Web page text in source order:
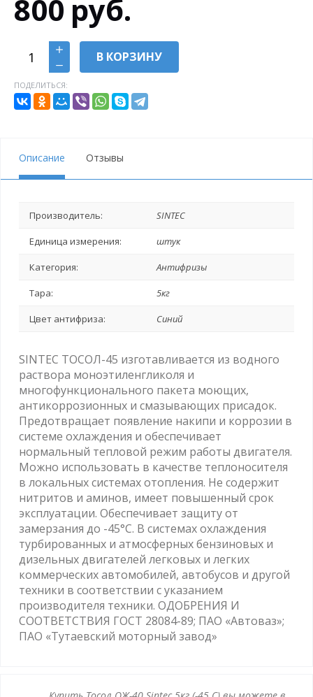
800 руб.
В КОРЗИНУ
ПОДЕЛИТЬСЯ:
Описание Отзывы
Производитель: SINTEC
Единица измерения: штук
Категория: Антифризы
Тара: 5кг
Цвет антифриза: Синий
SINTEC ТОСОЛ-45 изготавливается из водного
раствора моноэтиленгликоля и
многофункционального пакета моющих,
антикоррозионных и смазывающих присадок.
Предотвращает появление накипи и коррозии в
системе охлаждения и обеспечивает
нормальный тепловой режим работы двигателя.
Можно использовать в качестве теплоносителя
в локальных системах отопления. Не содержит
нитритов и аминов, имеет повышенный срок
эксплуатации. Обеспечивает защиту от
замерзания до -45°С. В системах охлаждения
турбированных и атмосферных бензиновых и
дизельных двигателей легковых и легких
коммерческих автомобилей, автобусов и другой
техники в соответствии с указанием
производителя техники. ОДОБРЕНИЯ И
СООТВЕТСТВИЯ ГОСТ 28084-89; ПАО «Автоваз»;
ПАО «Тутаевский моторный завод»